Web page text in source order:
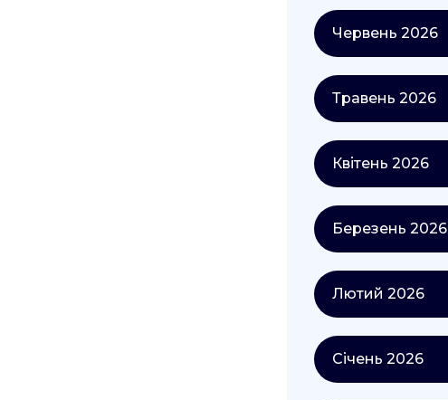
Червень 2026
Травень 2026
Квітень 2026
Березень 2026
Лютий 2026
Січень 2026